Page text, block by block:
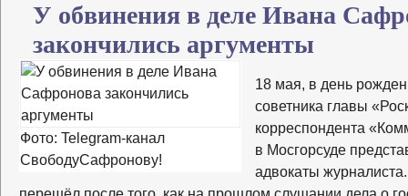
У обвинения в деле Ивана
закончились аргументы
Фото: Telegram-канал
СвободуСафронову!
18 мая, в день
советника главы
корреспондента
в Мосгорсуде
адвокаты